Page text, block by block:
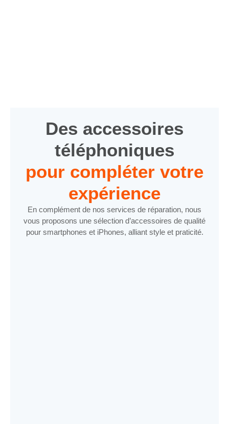
Des accessoires
téléphoniques
pour compléter votre
expérience
En complément de nos services de réparation, nous
vous proposons une sélection d’accessoires de qualité
pour smartphones et iPhones, alliant style et praticité.